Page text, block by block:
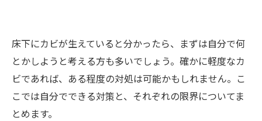
床下にカビが生えていると分かったら、まずは自分で何
とかしようと考える方も多いでしょう。確かに軽度なカ
ビであれば、ある程度の対処は可能かもしれません。こ
こでは自分でできる対策と、それぞれの限界についてま
とめます。